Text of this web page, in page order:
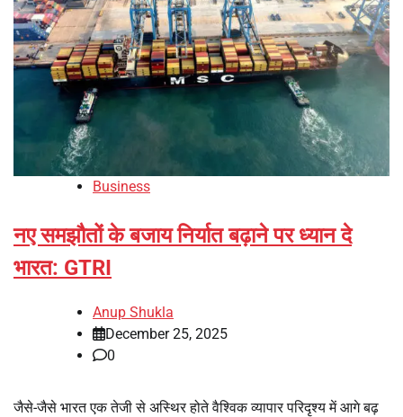
Business
नए समझौतों के बजाय निर्यात बढ़ाने पर ध्यान दे
भारत: GTRI
Anup Shukla
December 25, 2025
0
जैसे-जैसे भारत एक तेजी से अस्थिर होते वैश्विक व्यापार परिदृश्य में आगे बढ़